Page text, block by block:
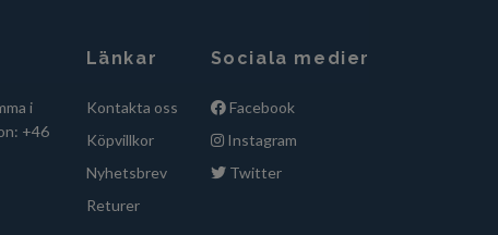
i
+46
Länkar
Kontakta oss
Köpvillkor
Nyhetsbrev
Returer
Sociala medier
Facebook
Instagram
Twitter